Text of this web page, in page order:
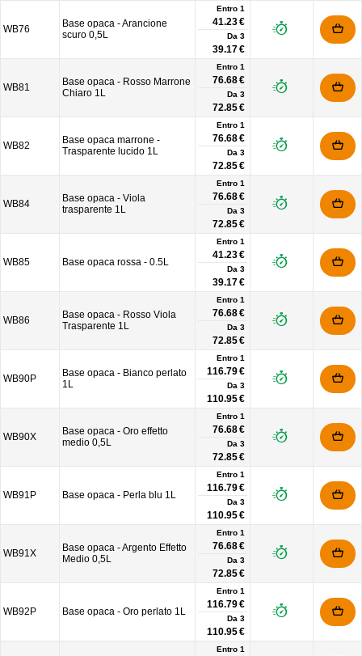
WB76
Base opaca - Arancione
scuro 0,5L
Entro 1
41.23 €
Da 3
39.17 €
WB81
Base opaca - Rosso Marrone
Chiaro 1L
Entro 1
76.68 €
Da 3
72.85 €
WB82
Base opaca marrone -
Trasparente lucido 1L
Entro 1
76.68 €
Da 3
72.85 €
WB84
Base opaca - Viola
trasparente 1L
Entro 1
76.68 €
Da 3
72.85 €
WB85 Base opaca rossa - 0.5L
Entro 1
41.23 €
Da 3
39.17 €
WB86
Base opaca - Rosso Viola
Trasparente 1L
Entro 1
76.68 €
Da 3
72.85 €
WB90P
Base opaca - Bianco perlato
1L
Entro 1
116.79 €
Da 3
110.95 €
WB90X
Base opaca - Oro effetto
medio 0,5L
Entro 1
76.68 €
Da 3
72.85 €
WB91P Base opaca - Perla blu 1L
Entro 1
116.79 €
Da 3
110.95 €
WB91X
Base opaca - Argento Effetto
Medio 0,5L
Entro 1
76.68 €
Da 3
72.85 €
WB92P Base opaca - Oro perlato 1L
Entro 1
116.79 €
Da 3
110.95 €
Entro 1